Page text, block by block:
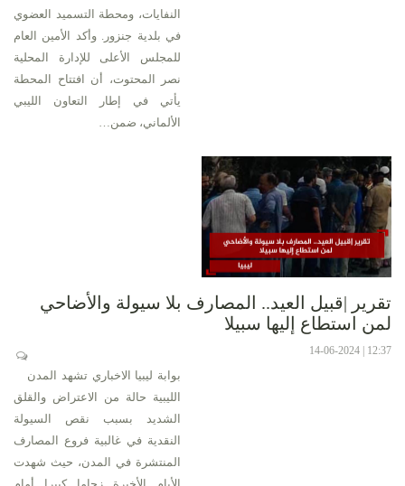
النفايات، ومحطة التسميد العضوي
في بلدية جنزور. وأكد الأمين العام
للمجلس الأعلى للإدارة المحلية
نصر المحتوت، أن افتتاح المحطة
يأتي في إطار التعاون الليبي
الألماني، ضمن…
تقرير |قبيل العيد.. المصارف بلا سيولة والأضاحي
لمن استطاع إليها سبيلا
12:37 | 14-06-2024
بوابة ليبيا الاخباري تشهد المدن
الليبية حالة من الاعتراض والقلق
الشديد بسبب نقص السيولة
النقدية في غالبية فروع المصارف
المنتشرة في المدن، حيث شهدت